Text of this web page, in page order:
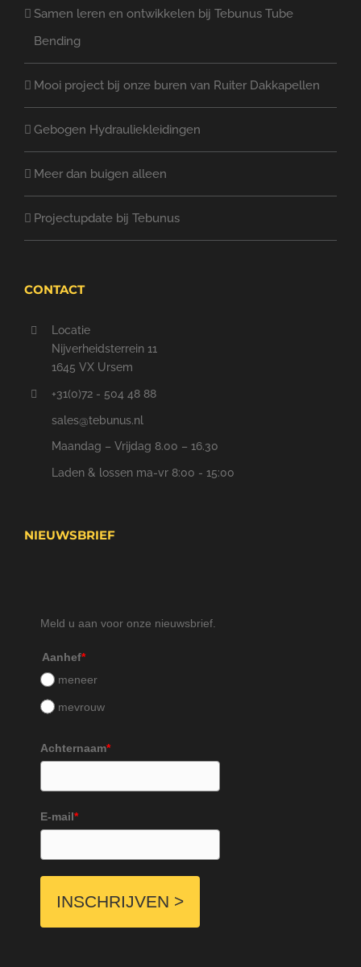
Samen leren en ontwikkelen bij Tebunus Tube
Bending
Mooi project bij onze buren van Ruiter Dakkapellen
Gebogen Hydrauliekleidingen
Meer dan buigen alleen
Projectupdate bij Tebunus
CONTACT
Locatie
Nijverheidsterrein 11
1645 VX Ursem
+31(0)72 - 504 48 88
sales@tebunus.nl
Maandag – Vrijdag 8.00 – 16.30
Laden & lossen ma-vr 8:00 - 15:00
NIEUWSBRIEF
Meld u aan voor onze nieuwsbrief.
Aanhef*
meneer
mevrouw
Achternaam*
E-mail*
INSCHRIJVEN >